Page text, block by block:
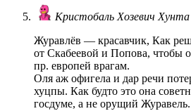
Кристобаль Хозевич Хунта
Журавлёв — красавчик, Как
от Скабеевой и Попова, чтобы
пр. европей врагам.
Оля аж офигела и дар речи
хуцпы. Как будто это она
госдуме, а не орущий Журавель.